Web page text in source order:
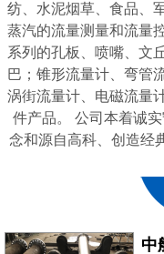
纺、水泥烟草、食品、
蒸汽的流量测量和流量
系列的孔板、喷嘴、文
巴；锥形流量计、弯管
涡街流量计、电磁流量
件产品。 公司本着诚
念和源自高科、创造经
中